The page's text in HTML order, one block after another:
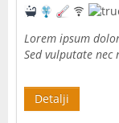
Lorem ipsum
Sed vulputate nec
Detalji